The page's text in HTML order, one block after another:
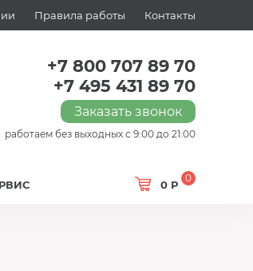
Правила работы Контакты
+7 800 707 89 70
+7 495 431 89 70
Заказать звонок
работаем без выходных с 9:00 до 21:00
0 Р
0